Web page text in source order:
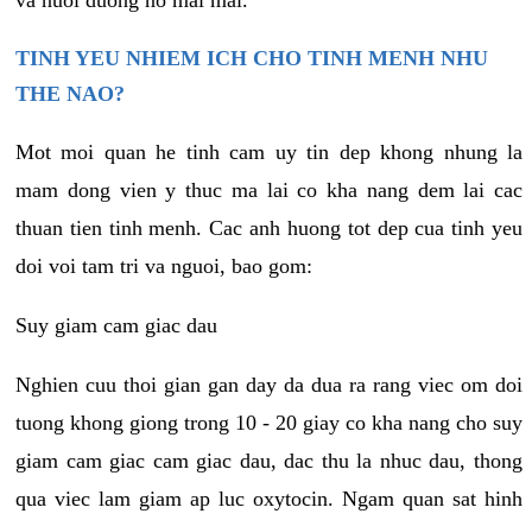
TINH YEU NHIEM ICH CHO TINH MENH NHU
THE NAO?
Mot moi quan he tinh cam uy tin dep khong nhung la
mam dong vien y thuc ma lai co kha nang dem lai cac
thuan tien tinh menh. Cac anh huong tot dep cua tinh yeu
doi voi tam tri va nguoi, bao gom:
Suy giam cam giac dau
Nghien cuu thoi gian gan day da dua ra rang viec om doi
tuong khong giong trong 10 - 20 giay co kha nang cho suy
giam cam giac cam giac dau, dac thu la nhuc dau, thong
qua viec lam giam ap luc oxytocin. Ngam quan sat hinh